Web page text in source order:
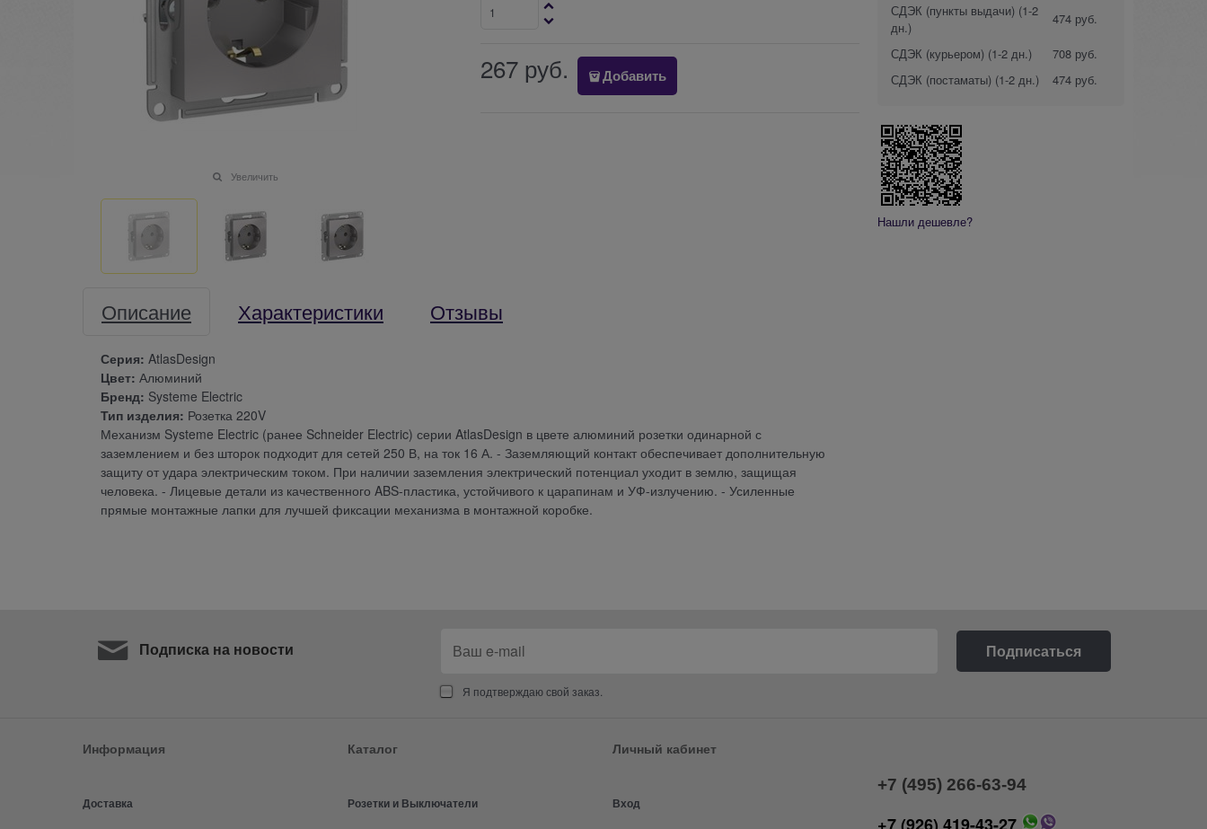
Увеличить
267 руб. Добавить
Описание Характеристики Отзывы
Серия: AtlasDesign
Цвет: Алюминий
Бренд: Systeme Electric
Тип изделия: Розетка 220V
Механизм Systeme Electric (ранее Schneider Electric) серии AtlasDesign в цвете алюминий розетки одинарной с
заземлением и без шторок подходит для сетей 250 В, на ток 16 А. - Заземляющий контакт обеспечивает дополнительную
защиту от удара электрическим током. При наличии заземления электрический потенциал уходит в землю, защищая
человека. - Лицевые детали из качественного ABS-пластика, устойчивого к царапинам и УФ-излучению. - Усиленные
прямые монтажные лапки для лучшей фиксации механизма в монтажной коробке.
СДЭК (пункты выдачи) (1-2
дн.)
474 руб.
СДЭК (курьером) (1-2 дн.)
708 руб.
СДЭК (постаматы) (1-2 дн.) 474 руб.
Нашли дешевле?
Подписка на новости
Я подтверждаю свой заказ.
Информация
Доставка
Каталог
Розетки и Выключатели
Личный кабинет
Вход
+7 (495) 266-63-94